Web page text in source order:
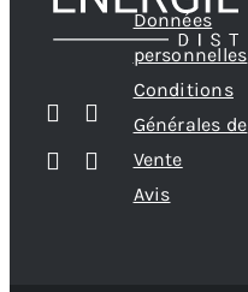
Données
personnelles
Conditions
Générales de
Vente
Avis